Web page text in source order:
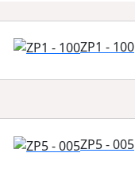
ZP1 - 100
ZP5 - 005